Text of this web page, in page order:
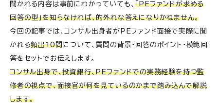
聞かれる内容は事前にわかっていても、「PEファンドが求める
回答の型」を知らなければ、的外れな答えになりかねません。
今回の記事では、コンサル出身者がPEファンド面接で実際に聞
かれる頻出10問について、質問の背景・回答のポイント・模範回
答をセットでお伝えします。
コンサル出身で、投資銀行、PEファンドでの実務経験を持つ監
修者の視点で、面接官が何を見ているのかまで踏み込んで解説
します。